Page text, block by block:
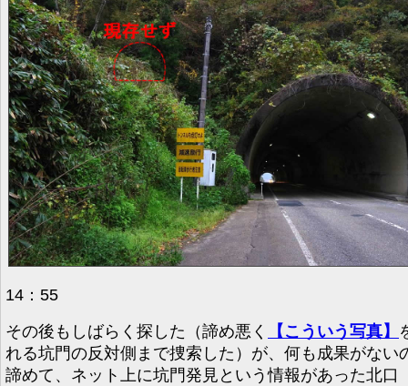
14：55
その後もしばらく探した（諦め悪く
【こういう写真】
れる坑門の反対側まで捜索した）が、何も成果がない
諦めて、ネット上に坑門発見という情報があった北口